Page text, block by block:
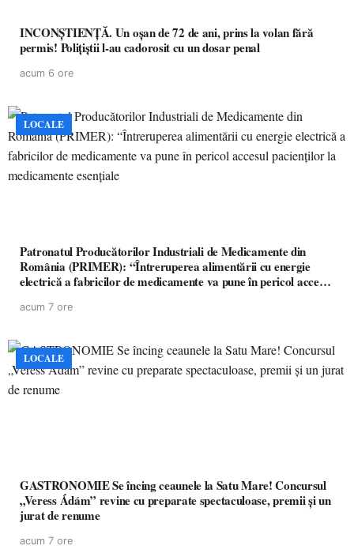
INCONȘTIENȚĂ. Un oșan de 72 de ani, prins la volan fără
permis! Polițiștii l-au cadorosit cu un dosar penal
acum 6 ore
LOCALE
Patronatul Producătorilor Industriali de Medicamente din
România (PRIMER): “Întreruperea alimentării cu energie
electrică a fabricilor de medicamente va pune în pericol accesul
acum 7 ore
LOCALE
GASTRONOMIE Se încing ceaunele la Satu Mare! Concursul
„Veress Ádám” revine cu preparate spectaculoase, premii și un
jurat de renume
acum 7 ore